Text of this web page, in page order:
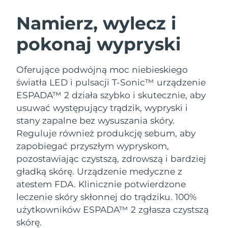
Namierz, wylecz i
pokonaj wypryski
Oferujące podwójną moc niebieskiego
światła LED i pulsacji T-Sonic™ urządzenie
ESPADA™ 2 działa szybko i skutecznie, aby
usuwać występujący trądzik, wypryski i
stany zapalne bez wysuszania skóry.
Reguluje również produkcję sebum, aby
zapobiegać przyszłym wypryskom,
pozostawiając czystszą, zdrowszą i bardziej
gładką skórę. Urządzenie medyczne z
atestem FDA. Klinicznie potwierdzone
leczenie skóry skłonnej do trądziku. 100%
użytkowników ESPADA™ 2 zgłasza czystszą
skórę.
Oczyszczanie twarzy
LUNA™ 4 zestaw
Anti-aging massage
LUNA™ 4 Plus
Massage, LED heating
LUNA™ 4 Men
For men, anti-aging massage
Lifting twarzy
BEAR™ 2 zestaw
Microcurrent toning
BEAR™ 2 go
Microcurrent toning on-the-go
BEAR™ 2 eyes & lips
Microcurrent line smoothing device
Nawilżenie
UFO™ 3 zestaw
Deep facial hydration
UFO™ 3 LED
Near-infrared and red light therapy
Pielęgnacja jamy
ustnej
issa™ 4
Hybrid silicone sonic toothbrush
issa™ 4 plus
Smart hybrid silicone sonic toothbrush
FAQ™ ZABIEG ANTI-AGING
Anti-aging
NEW
Australia
Oczekiwany czas dostawy
Austria
Oczekiwany czas dostawy
Bahrajn
Oczekiwany czas dostawy
Belgia
Oczekiwany czas dostawy
8/12/26
Bermudy
Oczekiwany czas dostawy
Bośnia i
Hercegowina
Oczekiwany czas dostawy
8/15/26